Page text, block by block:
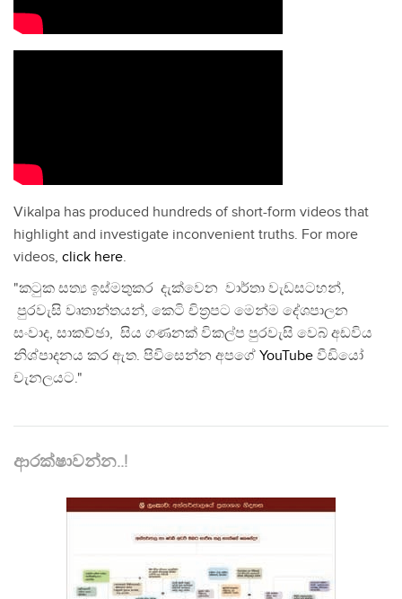
Vikalpa has produced hundreds of short-form videos that
highlight and investigate inconvenient truths. For more
videos, click here.
"කටුක සත්‍ය ඉස්මතුකර දැක්වෙන වාර්තා වැඩසටහන්,
පුරවැසි වෘතාන්තයන්, කෙටි චිත්‍රපට මෙන්ම දේශපාලන
සංවාද, සාකච්ඡා, සිය ගණනක් විකල්ප පුරවැසි වෙබ් අඩවිය
නිශ්පාදනය කර ඇත. පිවිසෙන්න අපගේ YouTube වීඩියෝ
චැනලයට."
ආරක්ෂාවන්න..!